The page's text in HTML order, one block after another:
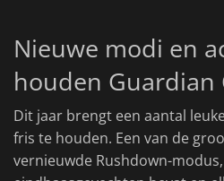
Nieuwe modi en
houden Guardian
Dit jaar brengt een aantal
fris te houden. Een van de
vernieuwde Rushdown-